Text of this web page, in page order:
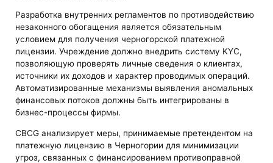
Разработка внутренних регламентов по противодействию
незаконного обогащения является обязательным
условием для получения черногорской платежной
лицензии. Учреждение должно внедрить систему KYC,
позволяющую проверять личные сведения о клиентах,
источники их доходов и характер проводимых операций.
Автоматизированные механизмы выявления аномальных
финансовых потоков должны быть интегрированы в
бизнес-процессы фирмы.
CBCG анализирует меры, принимаемые претендентом на
платежную лицензию в Черногории для минимизации
угроз, связанных с финансированием противоправной